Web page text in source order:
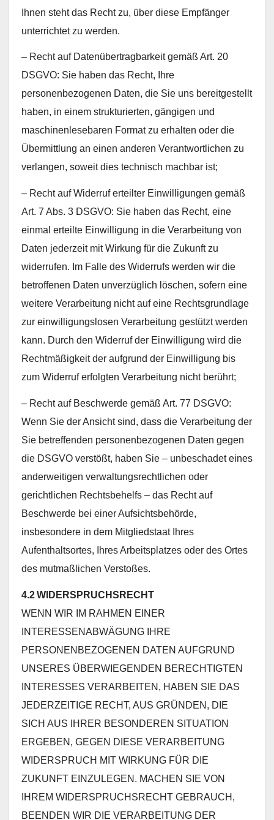
Ihnen steht das Recht zu, über diese Empfänger
unterrichtet zu werden.
– Recht auf Datenübertragbarkeit gemäß Art. 20
DSGVO: Sie haben das Recht, Ihre
personenbezogenen Daten, die Sie uns bereitgestellt
haben, in einem strukturierten, gängigen und
maschinenlesebaren Format zu erhalten oder die
Übermittlung an einen anderen Verantwortlichen zu
verlangen, soweit dies technisch machbar ist;
– Recht auf Widerruf erteilter Einwilligungen gemäß
Art. 7 Abs. 3 DSGVO: Sie haben das Recht, eine
einmal erteilte Einwilligung in die Verarbeitung von
Daten jederzeit mit Wirkung für die Zukunft zu
widerrufen. Im Falle des Widerrufs werden wir die
betroffenen Daten unverzüglich löschen, sofern eine
weitere Verarbeitung nicht auf eine Rechtsgrundlage
zur einwilligungslosen Verarbeitung gestützt werden
kann. Durch den Widerruf der Einwilligung wird die
Rechtmäßigkeit der aufgrund der Einwilligung bis
zum Widerruf erfolgten Verarbeitung nicht berührt;
– Recht auf Beschwerde gemäß Art. 77 DSGVO:
Wenn Sie der Ansicht sind, dass die Verarbeitung der
Sie betreffenden personenbezogenen Daten gegen
die DSGVO verstößt, haben Sie – unbeschadet eines
anderweitigen verwaltungsrechtlichen oder
gerichtlichen Rechtsbehelfs – das Recht auf
Beschwerde bei einer Aufsichtsbehörde,
insbesondere in dem Mitgliedstaat Ihres
Aufenthaltsortes, Ihres Arbeitsplatzes oder des Ortes
des mutmaßlichen Verstoßes.
4.2 WIDERSPRUCHSRECHT
WENN WIR IM RAHMEN EINER
INTERESSENABWÄGUNG IHRE
PERSONENBEZOGENEN DATEN AUFGRUND
UNSERES ÜBERWIEGENDEN BERECHTIGTEN
INTERESSES VERARBEITEN, HABEN SIE DAS
JEDERZEITIGE RECHT, AUS GRÜNDEN, DIE
SICH AUS IHRER BESONDEREN SITUATION
ERGEBEN, GEGEN DIESE VERARBEITUNG
WIDERSPRUCH MIT WIRKUNG FÜR DIE
ZUKUNFT EINZULEGEN. MACHEN SIE VON
IHREM WIDERSPRUCHSRECHT GEBRAUCH,
BEENDEN WIR DIE VERARBEITUNG DER